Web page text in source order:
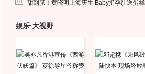
10 甜到腻！黄晓明上海庆生 Baby挺孕肚送蛋糕
娱乐·大视野